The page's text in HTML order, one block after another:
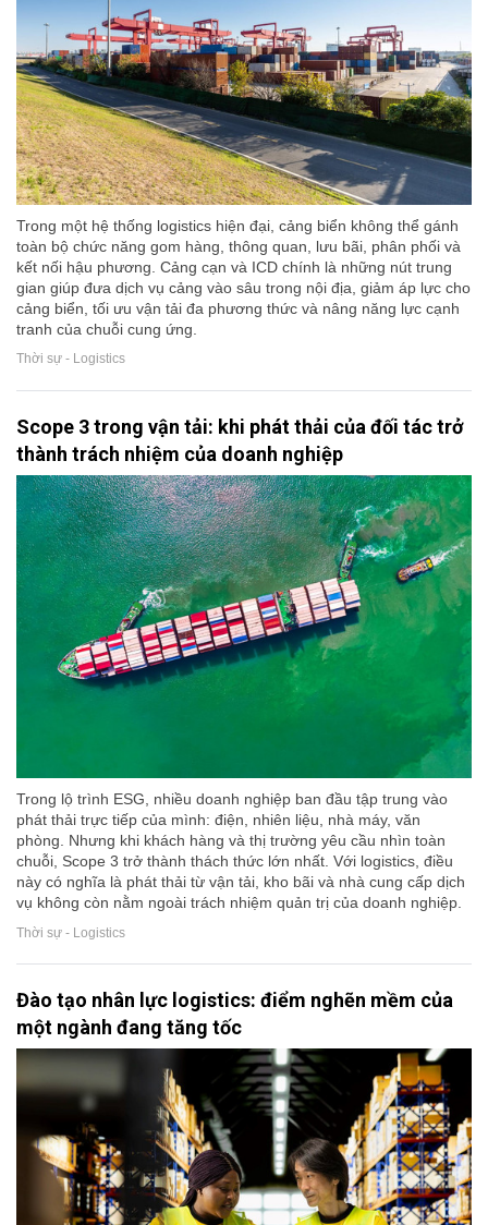
Trong một hệ thống logistics hiện đại, cảng biển không thể gánh
toàn bộ chức năng gom hàng, thông quan, lưu bãi, phân phối và
kết nối hậu phương. Cảng cạn và ICD chính là những nút trung
gian giúp đưa dịch vụ cảng vào sâu trong nội địa, giảm áp lực cho
cảng biển, tối ưu vận tải đa phương thức và nâng năng lực cạnh
tranh của chuỗi cung ứng.
Thời sự - Logistics
Scope 3 trong vận tải: khi phát thải của đối tác trở
thành trách nhiệm của doanh nghiệp
Trong lộ trình ESG, nhiều doanh nghiệp ban đầu tập trung vào
phát thải trực tiếp của mình: điện, nhiên liệu, nhà máy, văn
phòng. Nhưng khi khách hàng và thị trường yêu cầu nhìn toàn
chuỗi, Scope 3 trở thành thách thức lớn nhất. Với logistics, điều
này có nghĩa là phát thải từ vận tải, kho bãi và nhà cung cấp dịch
vụ không còn nằm ngoài trách nhiệm quản trị của doanh nghiệp.
Thời sự - Logistics
Đào tạo nhân lực logistics: điểm nghẽn mềm của
một ngành đang tăng tốc